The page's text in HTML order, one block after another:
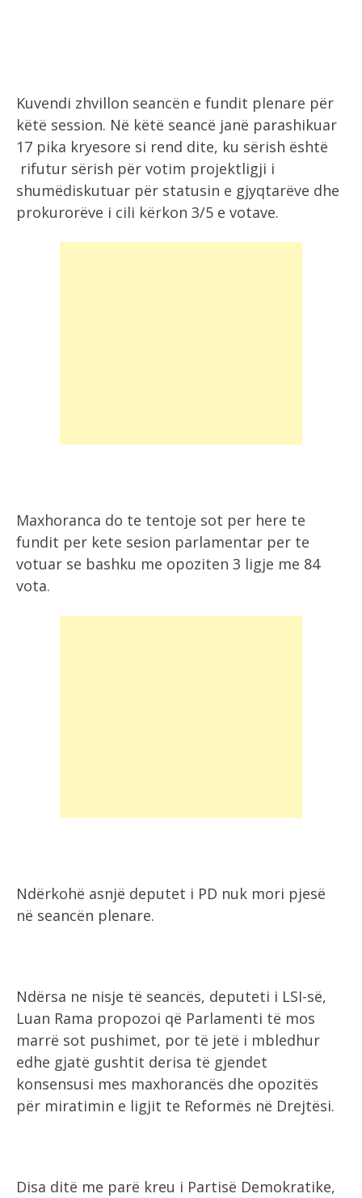
Kuvendi zhvillon seancën e fundit plenare për
këtë session. Në këtë seancë janë parashikuar
17 pika kryesore si rend dite, ku sërish është
rifutur sërish për votim projektligji i
shumëdiskutuar për statusin e gjyqtarëve dhe
prokurorëve i cili kërkon 3/5 e votave.
Maxhoranca do te tentoje sot per here te
fundit per kete sesion parlamentar per te
votuar se bashku me opoziten 3 ligje me 84
vota.
Ndërkohë asnjë deputet i PD nuk mori pjesë
në seancën plenare.
Ndërsa ne nisje të seancës, deputeti i LSI-së,
Luan Rama propozoi që Parlamenti të mos
marrë sot pushimet, por të jetë i mbledhur
edhe gjatë gushtit derisa të gjendet
konsensusi mes maxhorancës dhe opozitës
për miratimin e ligjit te Reformës në Drejtësi.
Disa ditë me parë kreu i Partisë Demokratike,